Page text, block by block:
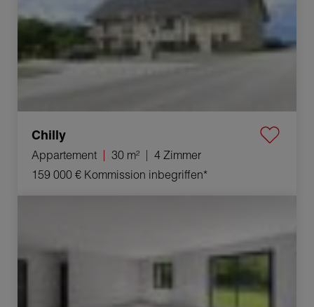
Chilly
Appartement 30 m²
4 Zimmer
159 000 € Kommission inbegriffen*